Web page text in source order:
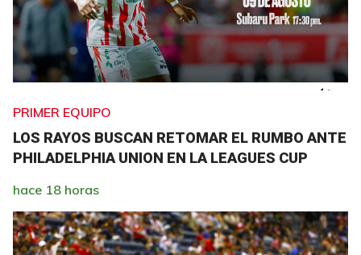
PRIMER EQUIPO
LOS RAYOS BUSCAN RETOMAR EL RUMBO ANTE
PHILADELPHIA UNION EN LA LEAGUES CUP
hace 18 horas